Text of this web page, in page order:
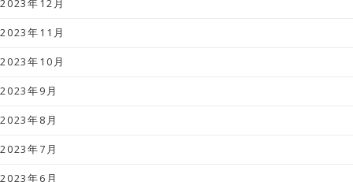
2023年12月
2023年11月
2023年10月
2023年9月
2023年8月
2023年7月
2023年6月